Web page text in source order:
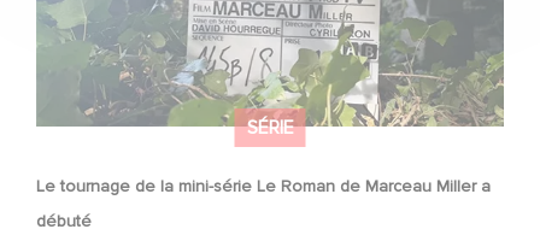
SÉRIE
Le tournage de la mini-série Le Roman de Marceau Miller a
débuté